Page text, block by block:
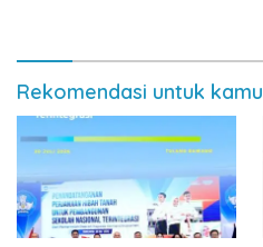
Rekomendasi untuk kamu